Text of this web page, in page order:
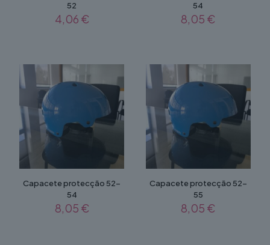
52
4,06 €
54
8,05 €
Capacete protecção 52-
54
8,05 €
Capacete protecção 52-
55
8,05 €